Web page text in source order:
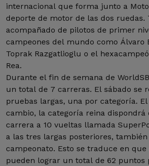
internacional que forma junto a
deporte de motor de las dos ruedas.
acompañado de pilotos de primer
campeones del mundo como Álvaro
Toprak Razgatlioglu o el
Rea.
Durante el fin de semana de
un total de 7 carreras. El sábado se
pruebas largas, una por categoría.
cambio, la categoría reina dispondrá
carrera a 10 vueltas llamada
a las tres largas posteriores,
campeonato. Esto se traduce en que
pueden lograr un total de 62 puntos